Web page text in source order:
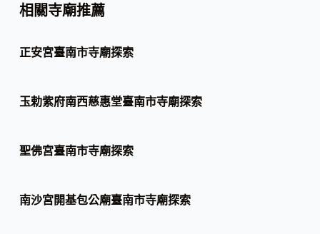
相關寺廟推薦
正安宮臺南市寺廟探索
玉勅紫府南西慈惠堂臺南市寺廟探索
聖佛宮臺南市寺廟探索
南沙宮開基包公廟臺南市寺廟探索